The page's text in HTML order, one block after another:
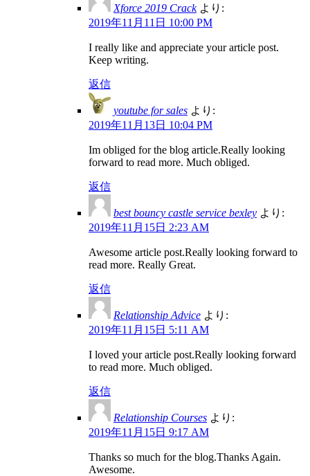
Xforce 2019 Crack より:
2019年11月11日 10:00 PM
I really like and appreciate your article post.
Keep writing.
返信
youtube for sales より:
2019年11月13日 10:04 PM
Im obliged for the blog article.Really looking
forward to read more. Much obliged.
返信
best bouncy castle service bexley より:
2019年11月15日 2:23 AM
Awesome article post.Really looking forward to
read more. Really Great.
返信
Relationship Advice より:
2019年11月15日 5:11 AM
I loved your article post.Really looking forward
to read more. Much obliged.
返信
Relationship Courses より:
2019年11月15日 9:17 AM
Thanks so much for the blog.Thanks Again.
Awesome.